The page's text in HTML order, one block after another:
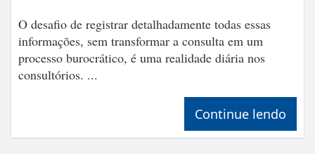
O desafio de registrar detalhadamente todas essas
informações, sem transformar a consulta em um
processo burocrático, é uma realidade diária nos
consultórios. ...
Continue lendo